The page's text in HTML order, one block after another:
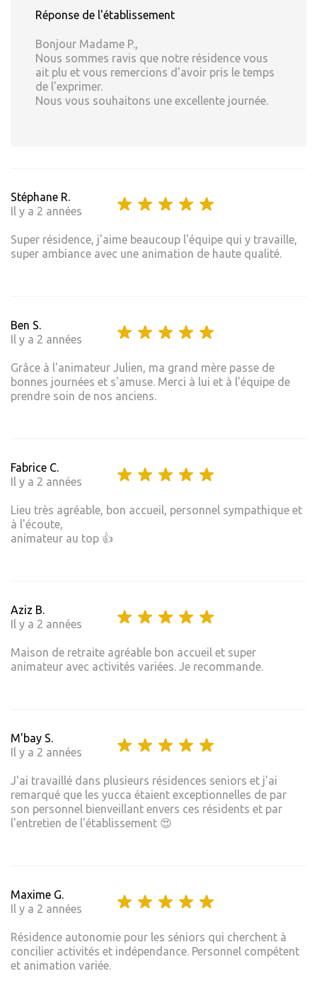
Réponse de l'établissement
Bonjour Madame P.,
Nous sommes ravis que notre résidence vous
ait plu et vous remercions d'avoir pris le temps
de l'exprimer.
Nous vous souhaitons une excellente journée.
Stéphane R.
Il y a 2 années
Super résidence, j'aime beaucoup l'équipe qui y travaille,
super ambiance avec une animation de haute qualité.
Ben S.
Il y a 2 années
Grâce à l'animateur Julien, ma grand mère passe de
bonnes journées et s'amuse. Merci à lui et à l'équipe de
prendre soin de nos anciens.
Fabrice C.
Il y a 2 années
Lieu très agréable, bon accueil, personnel sympathique et
à l'écoute,
animateur au top 👍
Aziz B.
Il y a 2 années
Maison de retraite agréable bon accueil et super
animateur avec activités variées. Je recommande.
M'bay S.
Il y a 2 années
J'ai travaillé dans plusieurs résidences seniors et j'ai
remarqué que les yucca étaient exceptionnelles de par
son personnel bienveillant envers ces résidents et par
l'entretien de l'établissement 😍
Maxime G.
Il y a 2 années
Résidence autonomie pour les séniors qui cherchent à
concilier activités et indépendance. Personnel compétent
et animation variée.